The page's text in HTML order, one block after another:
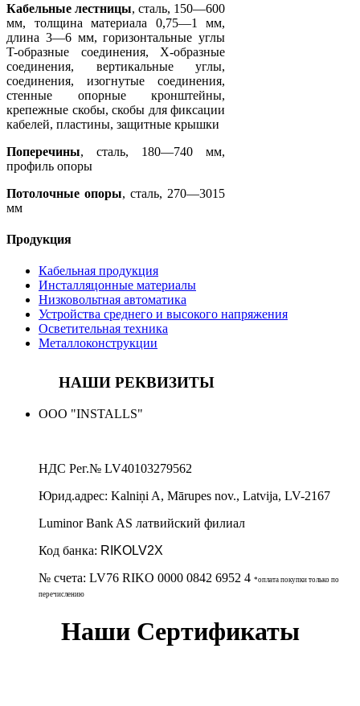
Кабельные лестницы, сталь, 150—600
мм, толщина материала 0,75—1 мм,
длина 3—6 мм, горизонтальные углы
T-образные соединения, X-образные
соединения, вертикальные углы,
соединения, изогнутые соединения,
стенные опорные кронштейны,
крепежные скобы, скобы для фиксации
кабелей, пластины, защитные крышки
Поперечины, сталь, 180—740 мм,
профиль опоры
Потолочные опоры, сталь, 270—3015
мм
Продукция
Кабельная продукция
Инсталляцонные материалы
Низковольтная автоматика
Устройства среднего и высокого напряжения
Осветительная техника
Металлоконструкции
НАШИ РЕКВИЗИТЫ
ООО "INSTALLS"
НДС Рег.№ LV40103279562
Юрид.адрес: Kalniņi A, Mārupes nov., Latvija, LV-2167
Luminor Bank AS латвийский филиал
Код банка: RIKOLV2X
№ счета: LV76 RIKO 0000 0842 6952 4 *оплата покупки только по
перечислению
Наши Сертификаты